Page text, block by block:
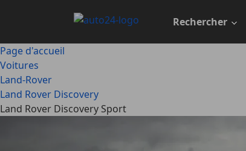
principal
Rechercher
Page d'accueil
Voitures
Land-Rover
Land Rover Discovery
Land Rover Discovery Sport